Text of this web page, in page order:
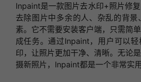
Inpaint是一款图片去水印+照片修
去除图片中多余的人、杂乱的背
素。它不需要安装客户端，只需简
成任务。通过Inpaint，用户可以
印，让照片更加干净、清晰。无论
摄新照片，Inpaint都是一个非常实用